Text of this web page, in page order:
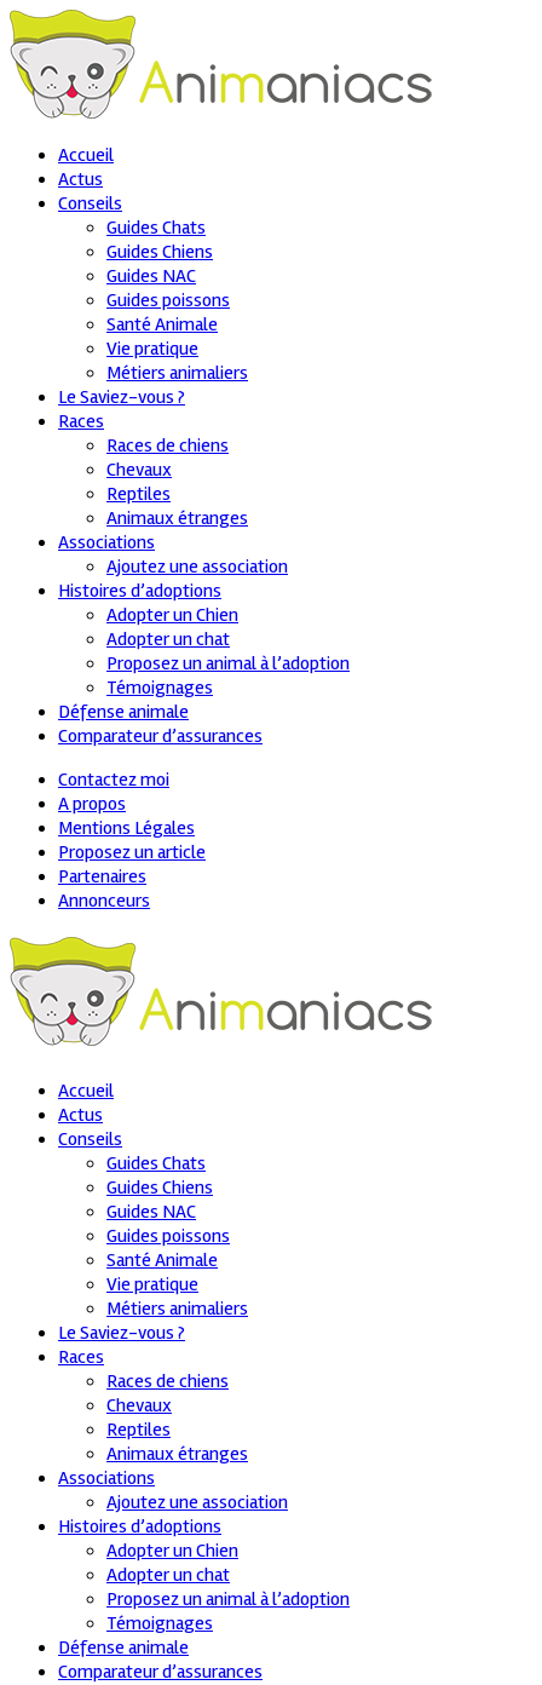
Accueil
Actus
Conseils
Guides Chats
Guides Chiens
Guides NAC
Guides poissons
Santé Animale
Vie pratique
Métiers animaliers
Le Saviez-vous ?
Races
Races de chiens
Chevaux
Reptiles
Animaux étranges
Associations
Ajoutez une association
Histoires d’adoptions
Adopter un Chien
Adopter un chat
Proposez un animal à l’adoption
Témoignages
Défense animale
Comparateur d’assurances
Contactez moi
A propos
Mentions Légales
Proposez un article
Partenaires
Annonceurs
Accueil
Actus
Conseils
Guides Chats
Guides Chiens
Guides NAC
Guides poissons
Santé Animale
Vie pratique
Métiers animaliers
Le Saviez-vous ?
Races
Races de chiens
Chevaux
Reptiles
Animaux étranges
Associations
Ajoutez une association
Histoires d’adoptions
Adopter un Chien
Adopter un chat
Proposez un animal à l’adoption
Témoignages
Défense animale
Comparateur d’assurances